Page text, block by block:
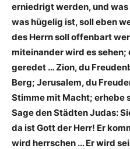
erniedrigt werden, und
was hügelig ist, soll eben
des Herrn soll offenbart
miteinander wird es sehen;
geredet … Zion, du
Berg; Jerusalem, du
Stimme mit Macht; erhebe
Sage den Städten Judas:
da ist Gott der Herr! Er
wird herrschen … Er wird